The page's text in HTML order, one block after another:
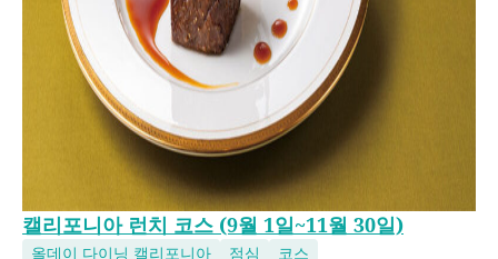
캘리포니아 런치 코스 (9월 1일~11월 30일)
올데이 다이닝 캘리포니아 점심 코스